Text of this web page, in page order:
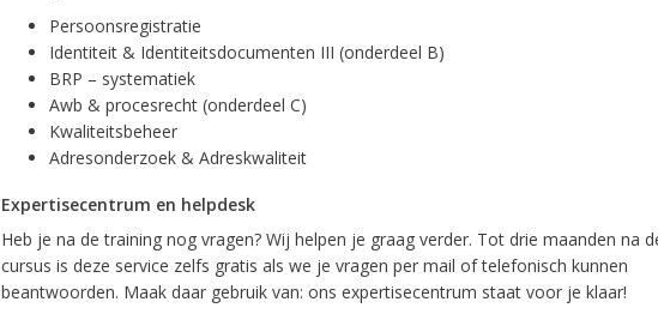
Persoonsregistratie
Identiteit & Identiteitsdocumenten III (onderdeel B)
BRP – systematiek
Awb & procesrecht (onderdeel C)
Kwaliteitsbeheer
Adresonderzoek & Adreskwaliteit
Expertisecentrum en helpdesk
Heb je na de training nog vragen? Wij helpen je graag verder. Tot drie maanden na
cursus is deze service zelfs gratis als we je vragen per mail of telefonisch kunnen
beantwoorden. Maak daar gebruik van: ons expertisecentrum staat voor je klaar!